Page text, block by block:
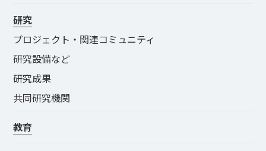
研究
プロジェクト・関連コミュニティ
研究設備など
研究成果
共同研究機関
教育